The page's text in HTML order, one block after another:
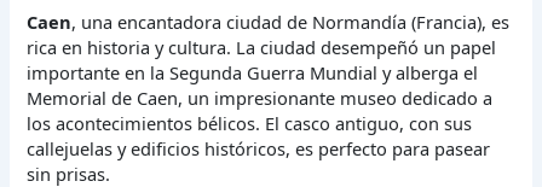
Caen, una encantadora ciudad de Normandía (Francia), es
rica en historia y cultura. La ciudad desempeñó un papel
importante en la Segunda Guerra Mundial y alberga el
Memorial de Caen, un impresionante museo dedicado a
los acontecimientos bélicos. El casco antiguo, con sus
callejuelas y edificios históricos, es perfecto para pasear
sin prisas.